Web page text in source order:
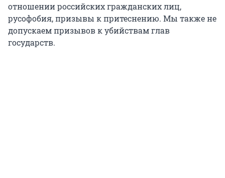
отношении российских гражданских лиц,
русофобия, призывы к притеснению. Мы также не
допускаем призывов к убийствам глав
государств.